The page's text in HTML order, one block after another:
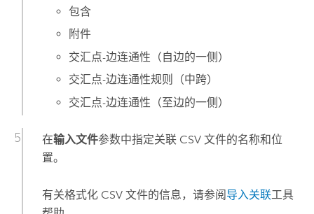
包含
附件
交汇点-边连通性（自边的一侧）
交汇点-边连通性规则（中跨）
交汇点-边连通性（至边的一侧）
在输入文件参数中指定关联 CSV 文件的名称和位
置。
有关格式化 CSV 文件的信息，请参阅导入关联工具